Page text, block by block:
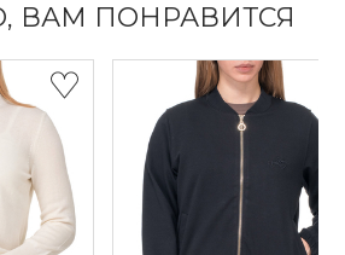
ВАМ ПОНРАВИТСЯ